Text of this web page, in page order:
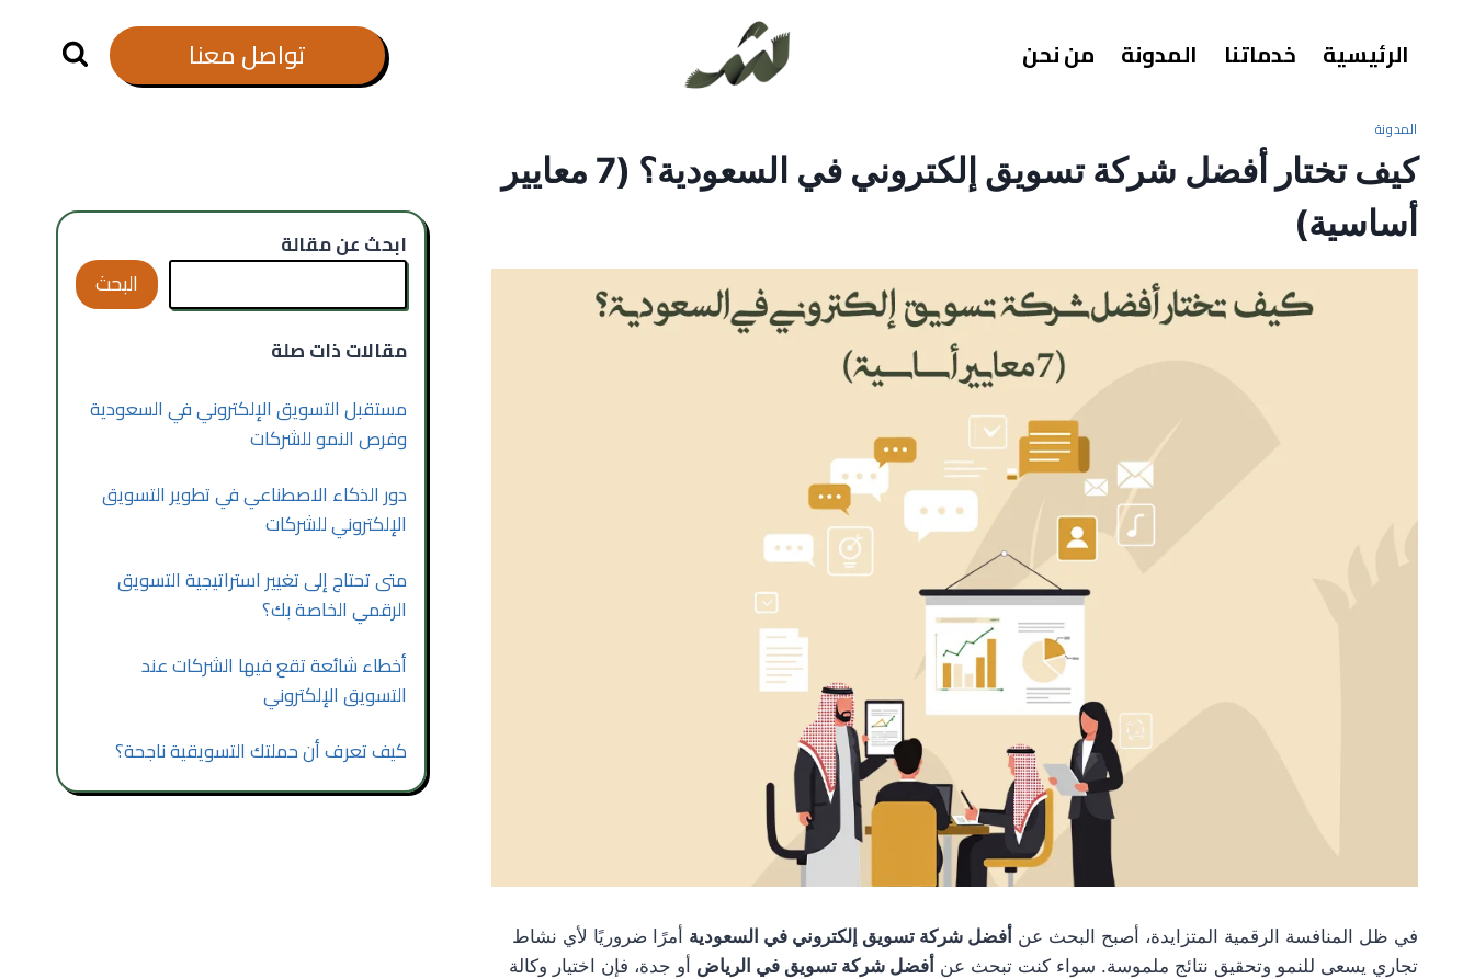
الرئيسية خدماتنا المدونة من نحن تواصل معنا
المدونة
كيف تختار أفضل شركة تسويق إلكتروني في السعودية؟ (7 معايير
أساسية)
في ظل المنافسة الرقمية المتزايدة، أصبح البحث عنأفضل شركة تسويق إلكتروني في السعودية أمرًا ضروريًا لأي نشاط
تجاري يسعى للنمو وتحقيق نتائج ملموسة. سواء كنت تبحث عنأفضل شركة تسويق في الرياض أو جدة، فإن اختيار وكالة
ابحث عن مقالة
البحث
مقالات ذات صلة
مستقبل التسويق الإلكتروني في السعودية
وفرص النمو للشركات
دور الذكاء الاصطناعي في تطوير التسويق
الإلكتروني للشركات
متى تحتاج إلى تغيير استراتيجية التسويق
الرقمي الخاصة بك؟
أخطاء شائعة تقع فيها الشركات عند
التسويق الإلكتروني
كيف تعرف أن حملتك التسويقية ناجحة؟